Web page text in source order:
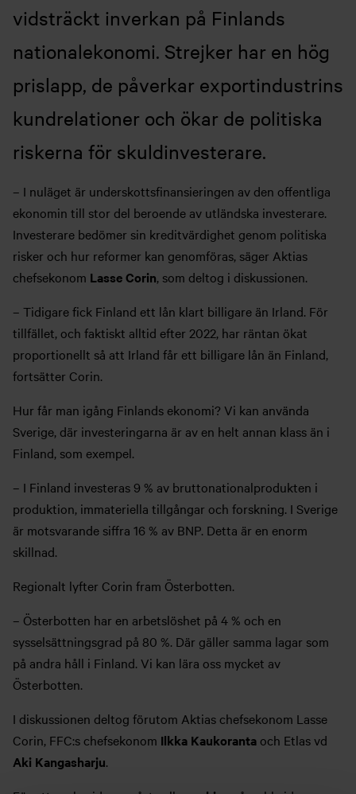
vidsträckt inverkan på Finlands
nationalekonomi. Strejker har en hög
prislapp, de påverkar exportindustrins
kundrelationer och ökar de politiska
riskerna för skuldinvesterare.
– I nuläget är underskottsfinansieringen av den offentliga
ekonomin till stor del beroende av utländska investerare.
Investerare bedömer sin kreditvärdighet genom politiska
risker och hur reformer kan genomföras, säger Aktias
chefsekonom Lasse Corin, som deltog i diskussionen.
– Tidigare fick Finland ett lån klart billigare än Irland. För
tillfället, och faktiskt alltid efter 2022, har räntan ökat
proportionellt så att Irland får ett billigare lån än Finland,
fortsätter Corin.
Hur får man igång Finlands ekonomi? Vi kan använda
Sverige, där investeringarna är av en helt annan klass än i
Finland, som exempel.
– I Finland investeras 9 % av bruttonationalprodukten i
produktion, immateriella tillgångar och forskning. I Sverige
är motsvarande siffra 16 % av BNP. Detta är en enorm
skillnad.
Regionalt lyfter Corin fram Österbotten.
– Österbotten har en arbetslöshet på 4 % och en
sysselsättningsgrad på 80 %. Där gäller samma lagar som
på andra håll i Finland. Vi kan lära oss mycket av
Österbotten.
I diskussionen deltog förutom Aktias chefsekonom Lasse
Corin, FFC:s chefsekonom Ilkka Kaukoranta och Etlas vd
Aki Kangasharju.